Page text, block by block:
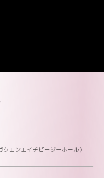
エンエイチビージーホール）